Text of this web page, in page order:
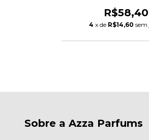
R$58,40
4 x de R$14,60 sem
Sobre a Azza Parfums